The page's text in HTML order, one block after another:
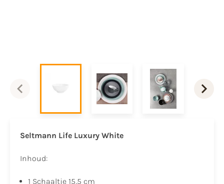
Seltmann Life Luxury White
Inhoud:
1 Schaaltje 15,5 cm